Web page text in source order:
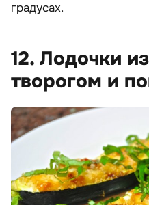
градусах.
12. Лодочки
творогом и